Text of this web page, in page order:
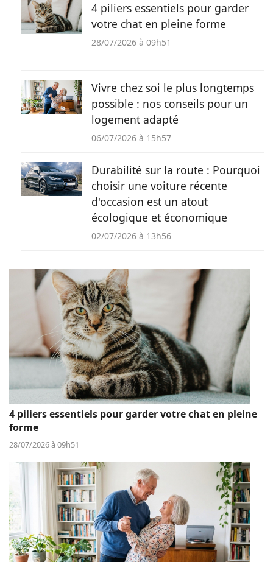
4 piliers essentiels pour garder
votre chat en pleine forme
28/07/2026 à 09h51
Vivre chez soi le plus longtemps
possible : nos conseils pour un
logement adapté
06/07/2026 à 15h57
Durabilité sur la route : Pourquoi
choisir une voiture récente
d'occasion est un atout
écologique et économique
02/07/2026 à 13h56
4 piliers essentiels pour garder votre chat en pleine
forme
28/07/2026 à 09h51